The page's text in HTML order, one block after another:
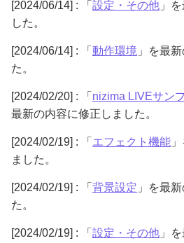
[2024/06/14] : 「 設定・その他 」
した。
[2024/06/14] : 「 動作環境 」を最
た。
[2024/02/20] : 「 nizima LIVEサン
最新の内容に修正しました。
[2024/02/19] : 「 エフェクト機能
ました。
[2024/02/19] : 「 背景設定 」を最
た。
[2024/02/19] : 「 設定・その他 」